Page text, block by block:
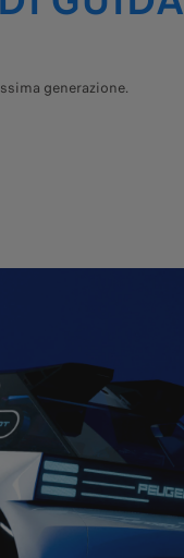
generazione.